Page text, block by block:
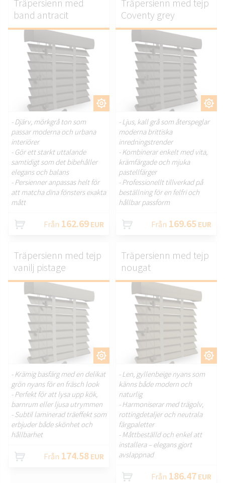
ANPASSA.
Träpersienn med
band antracit
- Djärv, mörkgrå ton som
passar moderna och urbana
interiörer
- Gör ett starkt uttalande
samtidigt som det bibehåller
elegans och balans
- Persienner anpassas helt för
att matcha dina fönsters exakta
mått
Från 162.69 EUR
ANPASSA.
Träpersienn med tejp
Coventy grey
- Ljus, kall grå som återspeglar
moderna brittiska
inredningstrender
- Kombinerar enkelt med vita,
krämfärgade och mjuka
pastellfärger
- Professionellt tillverkad på
beställning för en felfri och
hållbar passform
Från 169.65 EUR
ANPASSA.
Träpersienn med tejp
vanilj pistage
- Krämig basfärg med en delikat
grön nyans för en fräsch look
- Perfekt för att lysa upp kök,
barnrum eller ljusa utrymmen
- Subtil laminerad träeffekt som
erbjuder både skönhet och
hållbarhet
Från 174.58 EUR
ANPASSA.
Träpersienn med tejp
nougat
- Len, gyllenbeige nyans som
känns både modern och
naturlig
- Harmoniserar med trägolv,
rottingdetaljer och neutrala
färgpaletter
- Måttbeställd och enkel att
installera – elegans gjort
avslappnad
Från 186.47 EUR